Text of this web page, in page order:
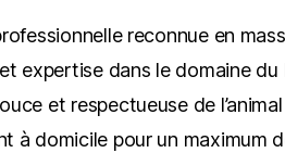
reconnue en
expertise dans le domaine
et respectueuse de l’animal
à domicile pour un maximum